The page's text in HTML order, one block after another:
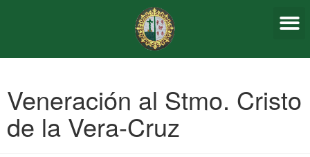
Veneración al Stmo. Cristo
de la Vera-Cruz